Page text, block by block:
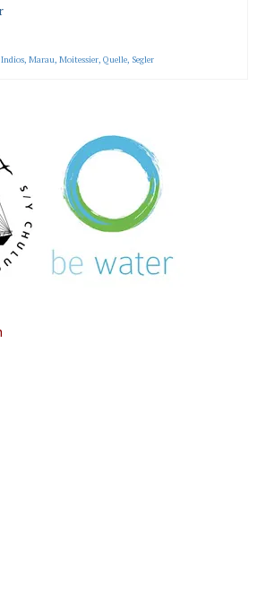
Indios, Marau, Moitessier, Quelle, Segler